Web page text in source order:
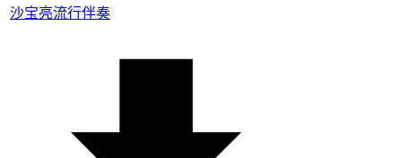
沙宝亮流行伴奏